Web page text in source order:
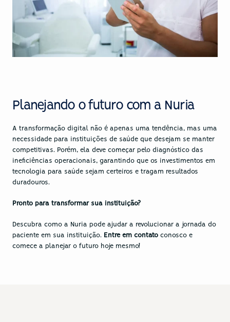
Planejando o futuro com a Nuria
A transformação digital não é apenas uma tendência, mas uma
necessidade para instituições de saúde que desejam se manter
competitivas. Porém, ela deve começar pelo diagnóstico das
ineficiências operacionais, garantindo que os investimentos em
tecnologia para saúde sejam certeiros e tragam resultados
duradouros.
Pronto para transformar sua instituição?
Descubra como a Nuria pode ajudar a revolucionar a jornada do
paciente em sua instituição. Entre em contato conosco e
comece a planejar o futuro hoje mesmo!